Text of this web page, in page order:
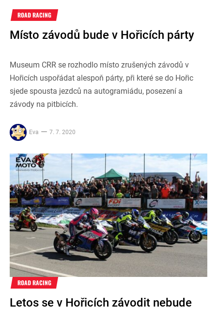
ROAD RACING
Místo závodů bude v Hořicích párty
Museum CRR se rozhodlo místo zrušených závodů v
Hořicích uspořádat alespoň párty, při které se do Hořic
sjede spousta jezdců na autogramiádu, posezení a
závody na pitbicích.
Eva 7. 7. 2020
ROAD RACING
Letos se v Hořicích závodit nebude